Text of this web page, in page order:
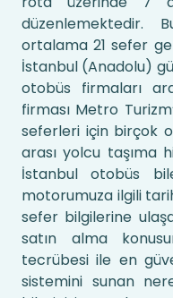
düzenlemektedir.
ortalama 21 sefer
İstanbul (Anadolu)
otobüs firmaları
firması Metro
seferleri için birçok
arası yolcu taşıma
İstanbul otobüs
motorumuza ilgili
sefer bilgilerine
satın alma
tecrübesi ile en
sistemini sunan